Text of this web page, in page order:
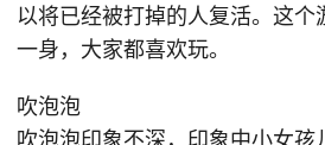
以将已经被打掉的人复活。这个
一身，大家都喜欢玩。
吹泡泡
吹泡泡印象不深，印象中小女孩